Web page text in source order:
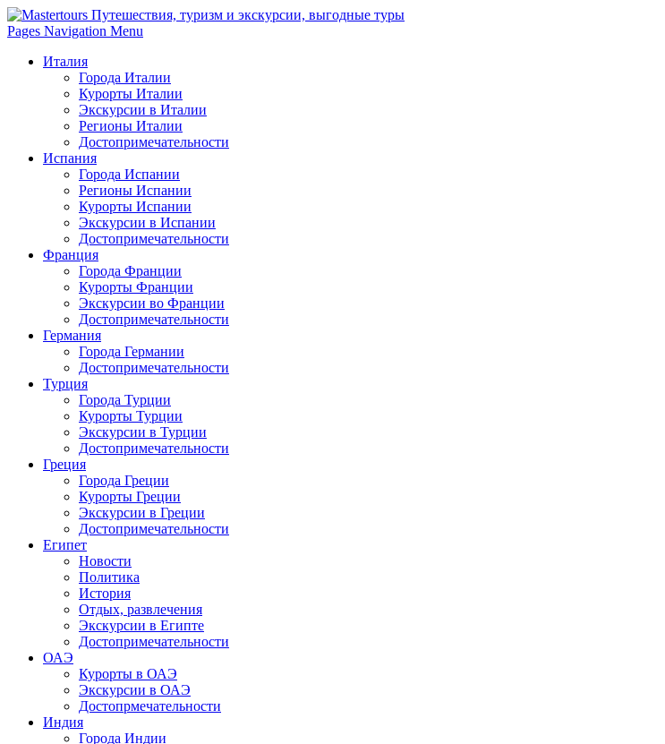
Pages Navigation Menu
Италия
Города Италии
Курорты Италии
Экскурсии в Италии
Регионы Италии
Достопримечательности
Испания
Города Испании
Регионы Испании
Курорты Испании
Экскурсии в Испании
Достопримечательности
Франция
Города Франции
Курорты Франции
Экскурсии во Франции
Достопримечательности
Германия
Города Германии
Достопримечательности
Турция
Города Турции
Курорты Турции
Экскурсии в Турции
Достопримечательности
Греция
Города Греции
Курорты Греции
Экскурсии в Греции
Достопримечательности
Египет
Новости
Политика
История
Отдых, развлечения
Экскурсии в Египте
Достопримечательности
ОАЭ
Курорты в ОАЭ
Экскурсии в ОАЭ
Достопрмечательности
Индия
Города Индии